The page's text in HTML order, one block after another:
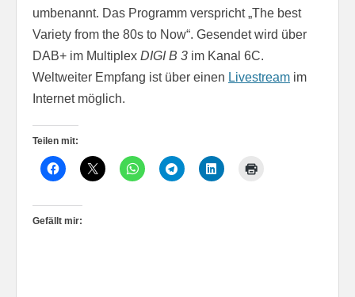
umbenannt. Das Programm verspricht „The best
Variety from the 80s to Now“. Gesendet wird über
DAB+ im Multiplex DIGI B 3 im Kanal 6C.
Weltweiter Empfang ist über einen Livestream im
Internet möglich.
Teilen mit:
Gefällt mir: